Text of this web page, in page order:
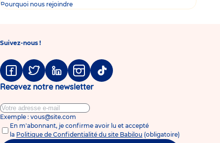
Pourquoi nous rejoindre
Suivez-nous !
FacebookTwitter LinkedinInstagramTiktok
Recevez notre newsletter
Exemple : vous@site.com
En m'abonnant, je confirme avoir lu et accepté
la Politique de Confidentialité du site Babilou (obligatoire)